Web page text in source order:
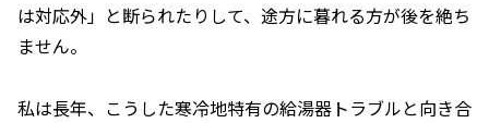
は対応外」と断られたりして、途方に暮れる方が後を絶ち
ません。
私は長年、こうした寒冷地特有の給湯器トラブルと向き合